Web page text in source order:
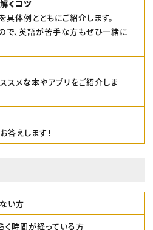
くコツ
体例とともにご紹介します。
で、英語が苦手な方もぜひ一緒に
スメな本やアプリをご紹介しま
答えします！
い方
く時間が経っている方